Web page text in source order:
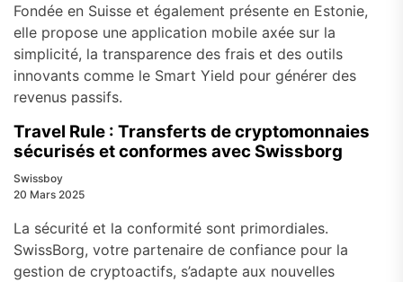
Fondée en Suisse et également présente en Estonie,
elle propose une application mobile axée sur la
simplicité, la transparence des frais et des outils
innovants comme le Smart Yield pour générer des
revenus passifs.
Travel Rule : Transferts de cryptomonnaies
sécurisés et conformes avec Swissborg
Swissboy
20 Mars 2025
La sécurité et la conformité sont primordiales.
SwissBorg, votre partenaire de confiance pour la
gestion de cryptoactifs, s’adapte aux nouvelles